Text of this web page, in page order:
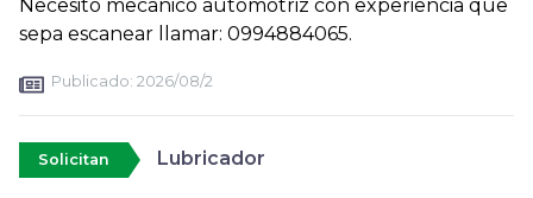
Necesito mecánico automotriz con experiencia que
sepa escanear llamar: 0994884065.
Publicado: 2026/08/2
Solicitan Lubricador